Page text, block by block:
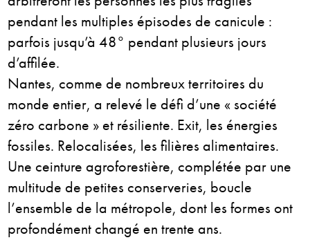
pendant les multiples épisodes de canicule :
parfois jusqu’à 48° pendant plusieurs jours
d’affilée.
Nantes, comme de nombreux territoires du
monde entier, a relevé le défi d’une « société
zéro carbone » et résiliente. Exit, les énergies
fossiles. Relocalisées, les filières alimentaires.
Une ceinture agroforestière, complétée par une
multitude de petites conserveries, boucle
l’ensemble de la métropole, dont les formes ont
profondément changé en trente ans.